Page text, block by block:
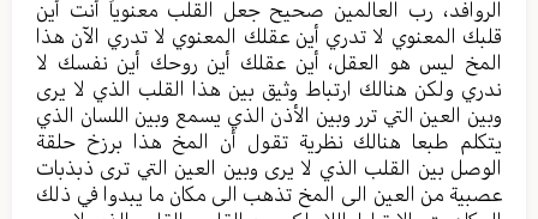
الروافد، رب العالمين صحيح جعل القلب معنوياً أنت أين
قلبك المعنوي لا تدري أين عقلك المعنوي لا تدري الآن هذا
المخ ليس هو العقل، أين عقلك أين روحك أين نفسك لا
ندري ولكن هنالك ارتباط وثيق بين هذا القلب الذي لا يرى
وبين العين التي ترر وبين الأذن الذي يسمع وبين اللسان الذي
يتكلم طبعا هنالك نظرية تقول أن المخ هذا برزخ حلقة
الوصل بين القلب الذي لا يرى وبين العين التي ترى ذبذبات
عصبية من العين الى المخ تذهب الى مكان ما يبدوا في ذلك